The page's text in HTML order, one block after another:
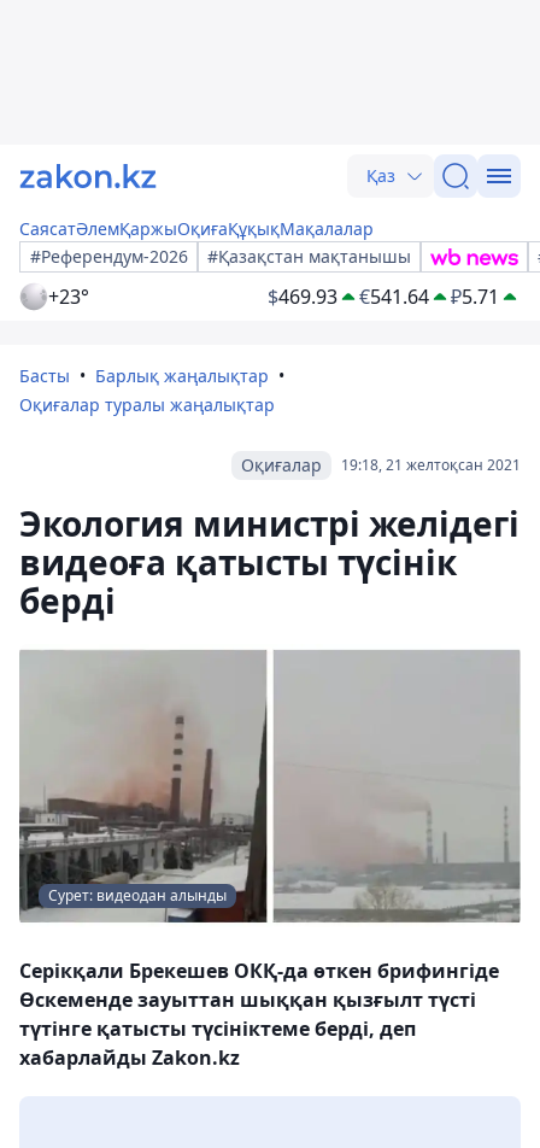
Қаз
СаясатӘлемҚаржыОқиғаҚұқықМақалалар
#Референдум-2026
#Қазақстан мақтанышы
+23° $469.93 €541.64 ₽5.71
Басты
Барлық жаңалықтар
Оқиғалар туралы жаңалықтар
19:18, 21 желтоқсан 2021
Оқиғалар
Экология министрі желідегі
видеоға қатысты түсінік
берді
Сурет: видеодан алынды
Серікқали Брекешев ОКҚ-да өткен брифингіде
Өскеменде зауыттан шыққан қызғылт түсті
түтінге қатысты түсініктеме берді, деп
хабарлайды Zakon.kz